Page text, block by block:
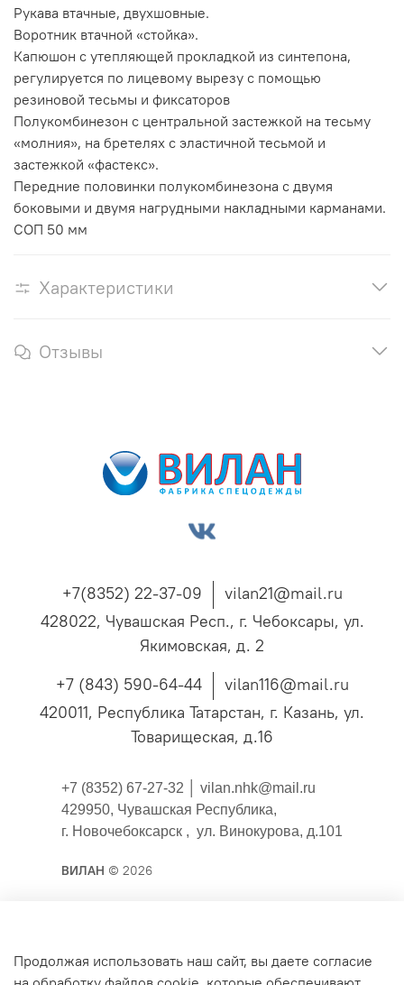
Рукава втачные, двухшовные.
Воротник втачной «стойка».
Капюшон с утепляющей прокладкой из синтепона,
регулируется по лицевому вырезу с помощью
резиновой тесьмы и фиксаторов
Полукомбинезон с центральной застежкой на тесьму
«молния», на бретелях с эластичной тесьмой и
застежкой «фастекс».
Передние половинки полукомбинезона с двумя
боковыми и двумя нагрудными накладными карманами.
СОП 50 мм
Характеристики
Отзывы
+7(8352) 22-37-09
vilan21@mail.ru
428022, Чувашская Респ., г. Чебоксары, ул.
Якимовская, д. 2
+7 (843) 590-64-44
vilan116@mail.ru
420011, Республика Татарстан, г. Казань, ул.
Товарищеская, д.16
+7 (8352) 67-27-32 │ vilan.nhk@mail.ru
429950, Чувашская Республика,
г. Новочебоксарск , ул. Винокурова, д.101
ВИЛАН © 2026
Публичная оферта
Продолжая использовать наш сайт, вы даете согласие